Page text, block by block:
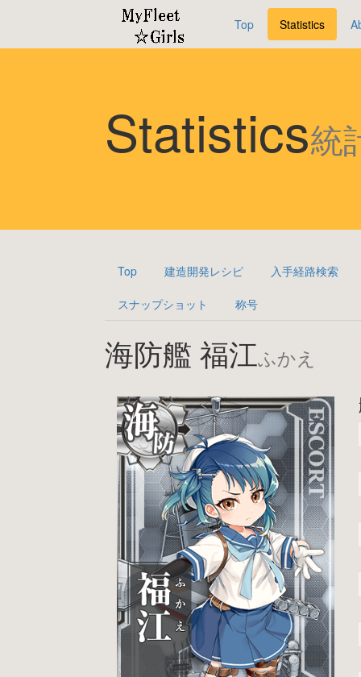
Top Statistics
Statistics統
Top 建造開発レシピ 入手経路検索
スナップショット 称号
海防艦 福江ふかえ